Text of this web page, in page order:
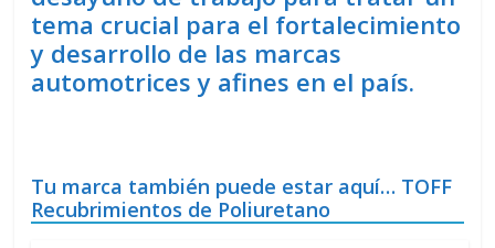
tema crucial para el fortalecimiento
y desarrollo de las marcas
automotrices y afines en el país.
Tu marca también puede estar aquí… TOFF
Recubrimientos de Poliuretano